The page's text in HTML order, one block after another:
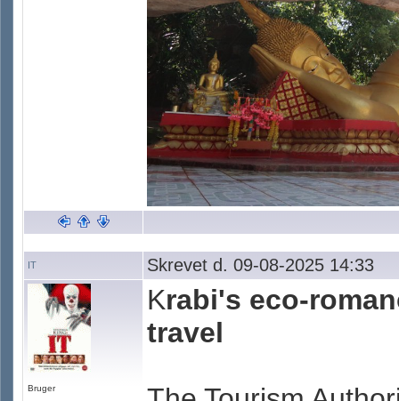
IT Skrevet d. 09-08-2025 14:33
Bruger
Krabi's eco-
travel